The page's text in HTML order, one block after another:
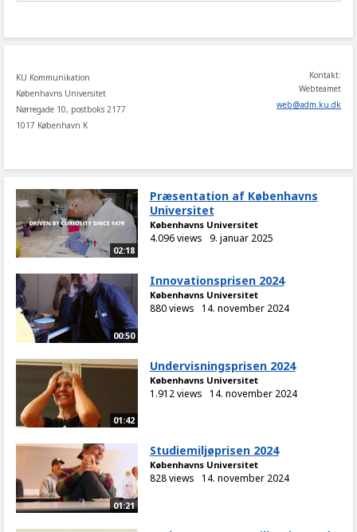
KU Kommunikation
Københavns Universitet
Nørregade 10, postboks 2177
1017 København K
Kontakt:
Webteamet
web@adm.ku.dk
02:18
Præsentation af Københavns
Universitet
Københavns Universitet
4.096 views 9. januar 2025
00:50
Innovationsprisen 2024
Københavns Universitet
880 views 14. november 2024
01:42
Undervisningsprisen 2024
Københavns Universitet
1.912 views 14. november 2024
01:21
Studiemiljøprisen 2024
Københavns Universitet
828 views 14. november 2024